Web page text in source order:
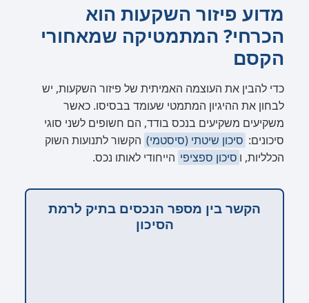
מדוע פיזור השקעות הוא
הכרחי? המתמטיקה שמאחורי
הקסם
כדי להבין את העוצמה האמיתית של פיזור השקעות, יש
לבחון את ההיגיון המתמטי שעומד בבסיסו. כאשר
משקיעים משקיעים בנכס בודד, הם חשופים לשני סוגי
סיכונים: סיכון שיטתי (סיסטמי) הקשור לתנועות השוק
הכלליות, ו סיכון ספציפי הייחודי לאותו נכס.
הקשר בין מספר הנכסים בתיק לרמת
הסיכון